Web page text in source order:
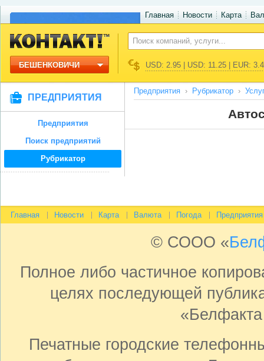
Главная Новости Карта
БЕШЕНКОВИЧИ USD: 2.95 | USD: 11.25 | EUR:
ПРЕДПРИЯТИЯ
Предприятия
Поиск предприятий
Рубрикатор
Предприятия Рубрикатор
Главная Новости Карта Валюта Погода Предприятия
© СООО «
Полное либо частичное
целях последующей
Печатные городские